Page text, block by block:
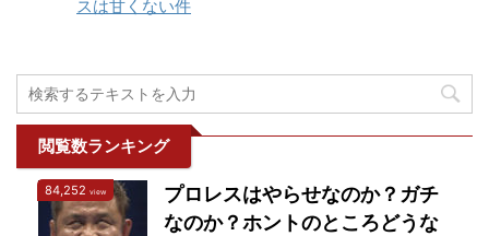
るを得ない。これなら鈴
木みのるをG1に出した方
が ...
あびせるTAKAみちの ...
プロレスでベスト・オ
SUPER Jr.25 ）の全試合
の結果と星取表を随時更
新していきます。 ベス
ト・オブ・ザ・スーパー
ジュニアとは？ 新日本プ
ロレスのシリーズの1つ
スは甘くない件
閲覧数ランキング
84,252 view
プロレスはやらせなのか？ガチ
なのか？ホントのところどうな